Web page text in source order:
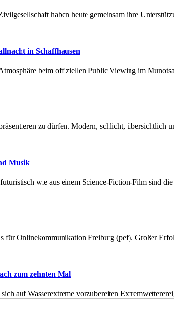
haben heute gemeinsam ihre
in Schaffhausen
beim offiziellen Public Viewing im
zu dürfen. Modern, schlicht, übersichtlich
Musik
wie aus einem Science-Fiction-Film sind
für Onlinekommunikation Freiburg (pef). Großer
zum zehnten Mal
auf Wasserextreme vorzubereiten